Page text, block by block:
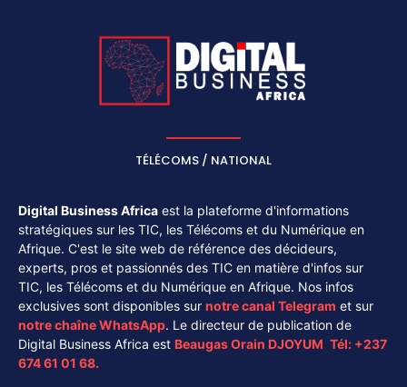
TÉLÉCOMS / NATIONAL
Digital Business Africa est la plateforme d'informations
stratégiques sur les TIC, les Télécoms et du Numérique en
Afrique. C'est le site web de référence des décideurs,
experts, pros et passionnés des TIC en matière d'infos sur
TIC, les Télécoms et du Numérique en Afrique. Nos infos
exclusives sont disponibles sur notre canal Telegram et sur
notre chaîneWhatsApp. Le directeur de publication de
Digital Business Africa est Beaugas Orain DJOYUM. Tél: +237
674 61 01 68.